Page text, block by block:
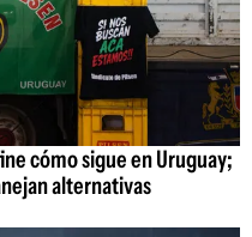
cómo sigue en Uruguay;
alternativas